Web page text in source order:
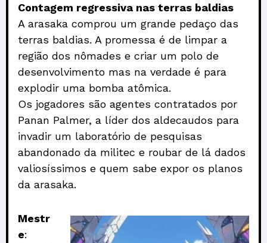
Contagem regressiva nas terras baldias
A arasaka comprou um grande pedaço das
terras baldias. A promessa é de limpar a
região dos nômades e criar um polo de
desenvolvimento mas na verdade é para
explodir uma bomba atômica.
Os jogadores são agentes contratados por
Panan Palmer, a líder dos aldecaudos para
invadir um laboratório de pesquisas
abandonado da militec e roubar de lá dados
valiosíssimos e quem sabe expor os planos
da arasaka.
Mestr
e: